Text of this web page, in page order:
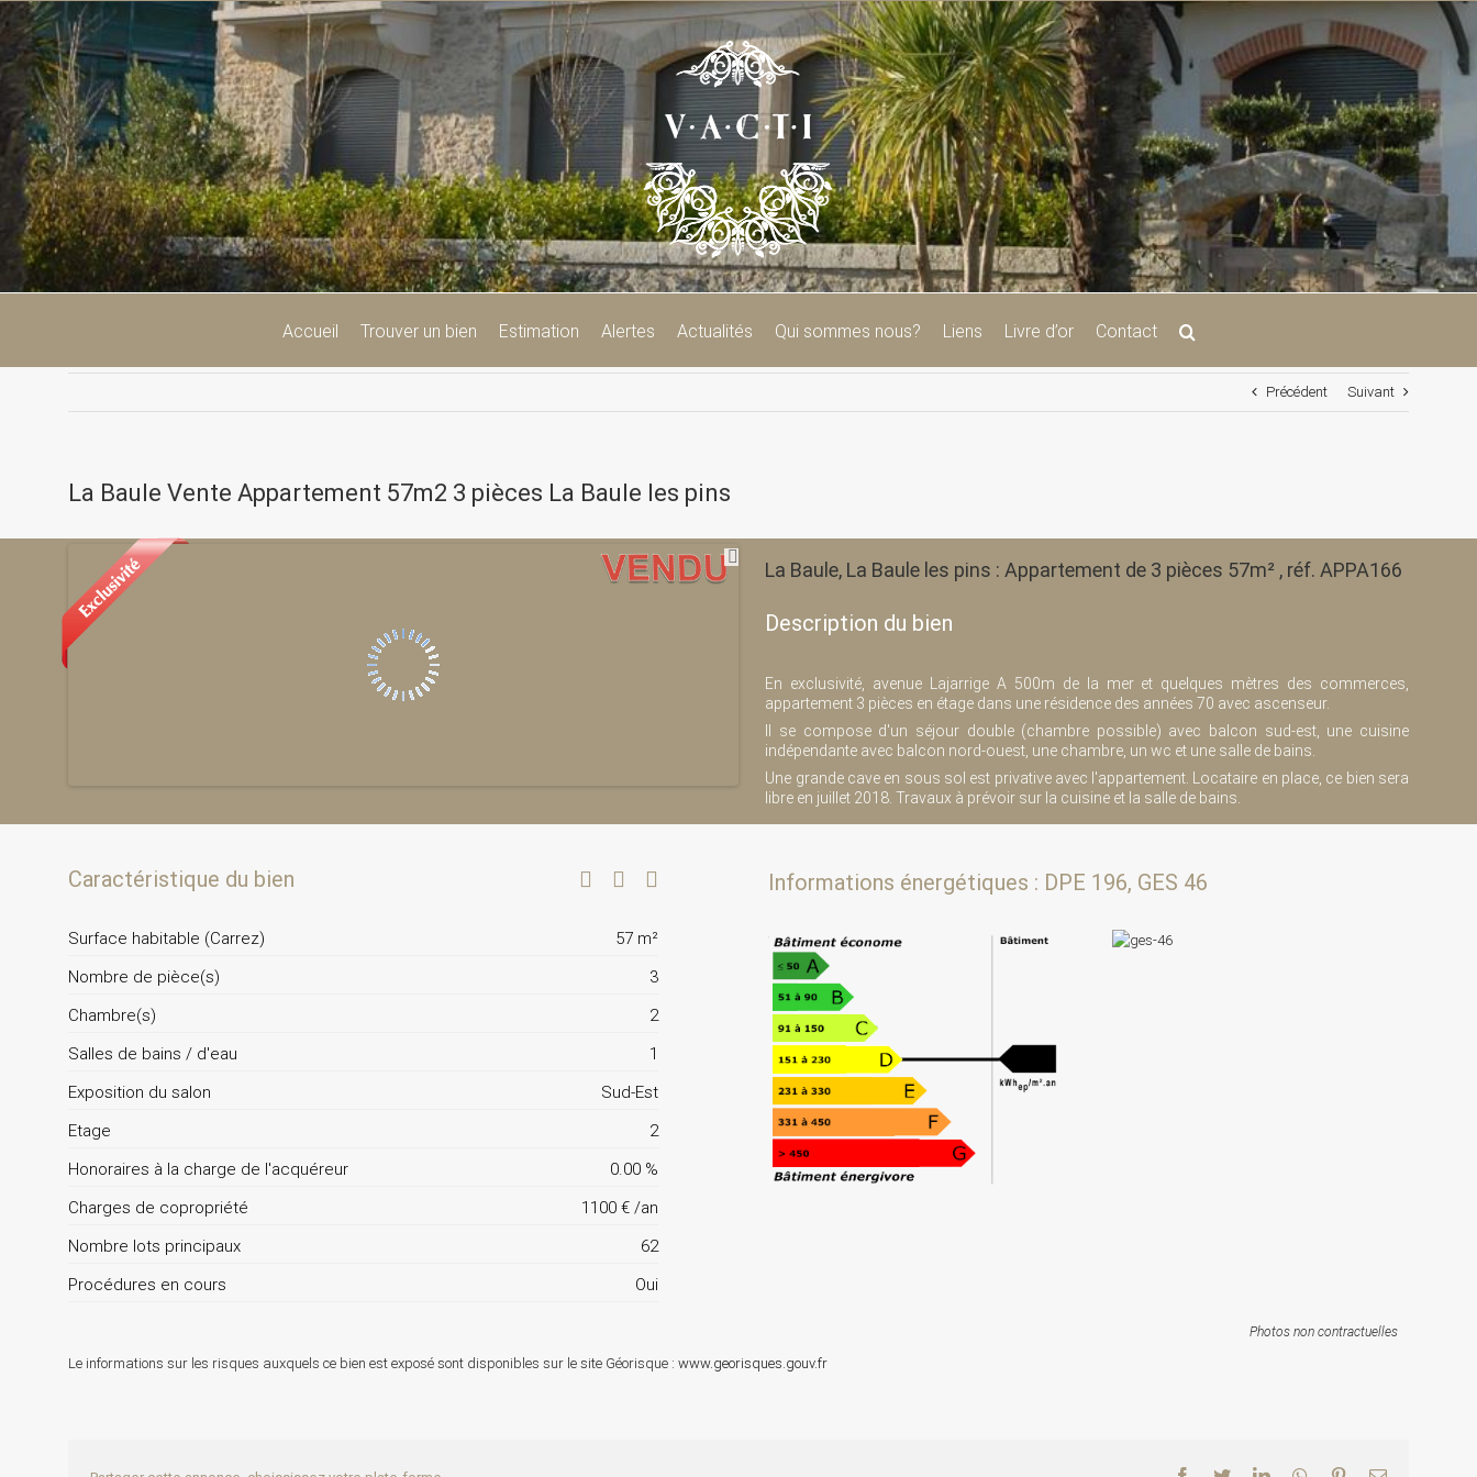
Passer
au
contenu
Accueil Trouver un bien Estimation Alertes Actualités Qui sommes nous? Liens Livre d’or Contact
Précédent Suivant
La Baule Vente Appartement 57m2 3 pièces La Baule les pins
La Baule, La Baule les pins : Appartement de 3 pièces 57m² , réf. APPA166
Description du bien
En exclusivité, avenue Lajarrige A 500m de la mer et quelques mètres des commerces,
appartement 3 pièces en étage dans une résidence des années 70 avec ascenseur.
Il se compose d'un séjour double (chambre possible) avec balcon sud-est, une cuisine
indépendante avec balcon nord-ouest, une chambre, un wc et une salle de bains.
Une grande cave en sous sol est privative avec l'appartement. Locataire en place, ce bien sera
libre en juillet 2018. Travaux à prévoir sur la cuisine et la salle de bains.
Caractéristique du bien
Surface habitable (Carrez)
57 m²
Nombre de pièce(s)
3
Chambre(s)
2
Salles de bains / d'eau
1
Exposition du salon
Sud-Est
Etage
2
Honoraires à la charge de l'acquéreur
0.00 %
Charges de copropriété
1100 € /an
Nombre lots principaux
62
Procédures en cours
Oui
Informations énergétiques : DPE 196, GES 46
Photos non contractuelles
Le informations sur les risques auxquels ce bien est exposé sont disponibles sur le site Géorisque : www.georisques.gouv.fr